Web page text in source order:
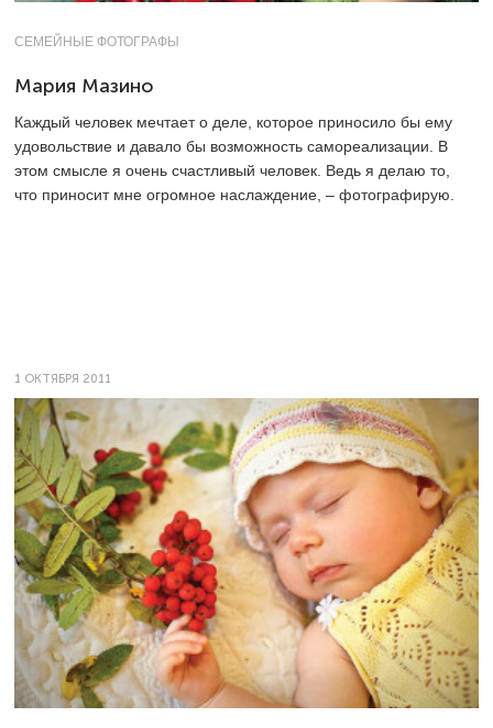
СЕМЕЙНЫЕ ФОТОГРАФЫ
Мария Мазино
Каждый человек мечтает о деле, которое приносило бы ему
удовольствие и давало бы возможность самореализации. В
этом смысле я очень счастливый человек. Ведь я делаю то,
что приносит мне огромное наслаждение, – фотографирую.
1 ОКТЯБРЯ 2011